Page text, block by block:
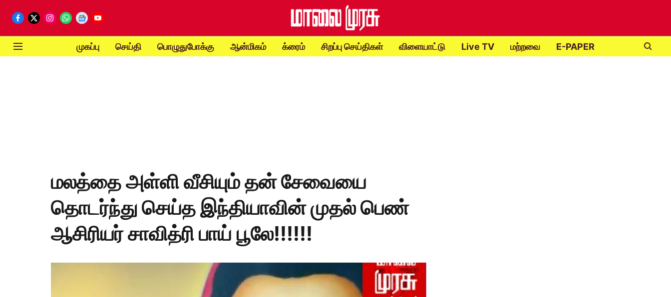
முகப்பு செய்தி பொழுதுபோக்கு ஆன்மிகம் க்ரைம் சிறப்பு செய்திகள் விளையாட்டு Live TV மற்றவை E-PAPER
மலத்தை அள்ளி வீசியும் தன் சேவையை
தொடர்ந்து செய்த இந்தியாவின் முதல் பெண்
ஆசிரியர் சாவித்ரி பாய் பூலே!!!!!!